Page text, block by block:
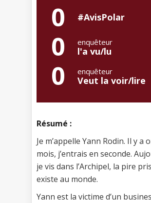
0 #AvisPolar
0 enquêteur
l'a vu/lu
0 enquêteur
Veut la voir/lire
Résumé :
Je m’appelle Yann Rodin. Il y a
mois, j’entrais en seconde.
je vis dans l’Archipel, la pire
existe au monde.
Yann est la victime d’un